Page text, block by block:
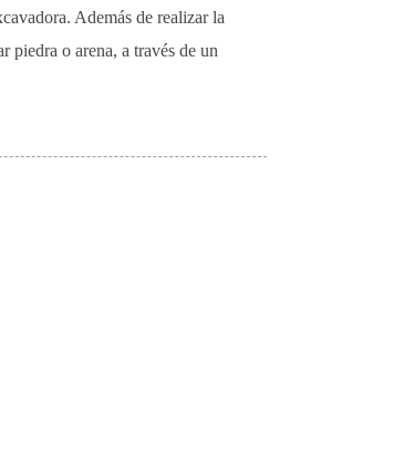
Además de realizar la
piedra o arena, a través de un